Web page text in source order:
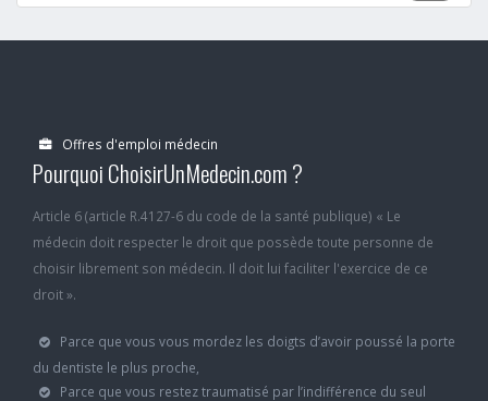
Offres d'emploi médecin
Pourquoi ChoisirUnMedecin.com ?
Article 6 (article R.4127-6 du code de la santé publique) « Le
médecin doit respecter le droit que possède toute personne de
choisir librement son médecin. Il doit lui faciliter l'exercice de ce
droit ».
Parce que vous vous mordez les doigts d’avoir poussé la porte
du dentiste le plus proche,
Parce que vous restez traumatisé par l’indifférence du seul